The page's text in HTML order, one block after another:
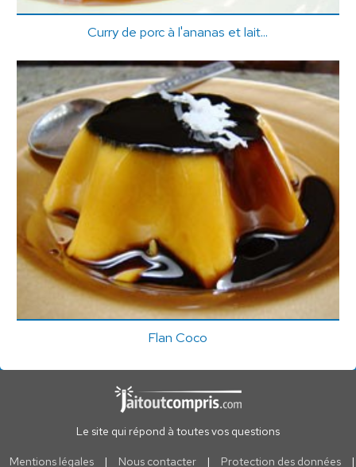
Curry de porc à l'ananas et lait...
Flan Coco
Le site qui répond à toutes vos questions
Mentions légales | Nous contacter | Protection des données |